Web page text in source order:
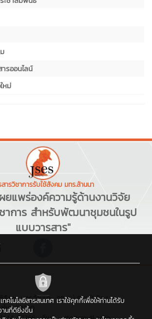
รออนไลน์
หม่
สารวิชาการรับใช้สังคม มทร.ล้านนา
ยแพร่องค์ความรู้ด้านงานวิจัย
าการ สำหรับพัฒนาชุมชนในรูป
แบบวารสาร"
ช้สังคม มทร.ล้านนา : 98 หมู่ 8 ต.ป่าป้อง
ใหม่ 50220
คโนโลยีสารสนเทศ เราใช้คุกกี้เพื่อให้ท่านได้รับ
านที่ดียิ่งขึ้น